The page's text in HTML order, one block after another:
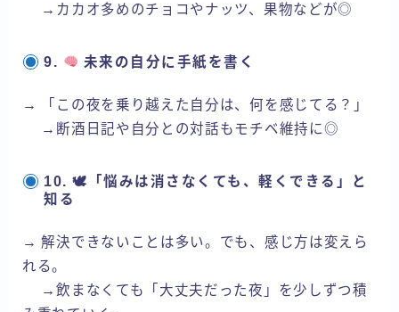
→カカオ多めのチョコやナッツ、果物などが◎
9. 未来の自分に手紙を書く
→ 「この夜を乗り越えた自分は、何を感じてる？」
→断酒日記や自分との対話もモチベ維持に◎
10. 🕊「悩みは消さなくても、軽くできる」と
知る
→ 解決できないことは多い。でも、感じ方は変えら
れる。
→飲まなくても「大丈夫だった夜」を少しずつ積